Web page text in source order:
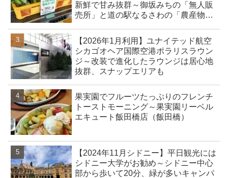
新鮮で甘み抜群～御坂みちの「無人販
売所」と道の駅なるさわの「農産物直
【2026年1月利用】ユナイテッド航空
シカゴオヘア国際空港ポラリスラウン
ジ～改装で進化したラウンジは居心地
抜群、スナップエリアも
果実園でフルーツたっぷりのフレンチ
トーストモーニング～果実園リーベル
エキュート飯田橋店（飯田橋）
【2024年11月シドニー】平日観光には
シドニー大学がお勧め～シドニー中心
部から歩いて20分、緑が多いキャンパ